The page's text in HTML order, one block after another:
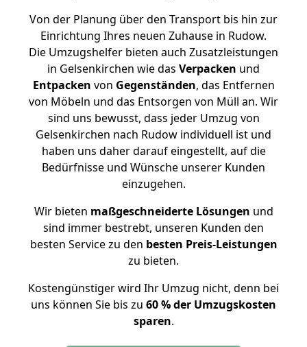
Von der Planung über den Transport bis hin zur
Einrichtung Ihres neuen Zuhause in Rudow.
Die Umzugshelfer bieten auch Zusatzleistungen
in Gelsenkirchen wie das Verpacken und
Entpacken von Gegenständen, das Entfernen
von Möbeln und das Entsorgen von Müll an. Wir
sind uns bewusst, dass jeder Umzug von
Gelsenkirchen nach Rudow individuell ist und
haben uns daher darauf eingestellt, auf die
Bedürfnisse und Wünsche unserer Kunden
einzugehen.
Wir bieten maßgeschneiderte Lösungen und
sind immer bestrebt, unseren Kunden den
besten Service zu den besten Preis-Leistungen
zu bieten.
Kostengünstiger wird Ihr Umzug nicht, denn bei
uns können Sie bis zu 60 % der Umzugskosten
sparen.